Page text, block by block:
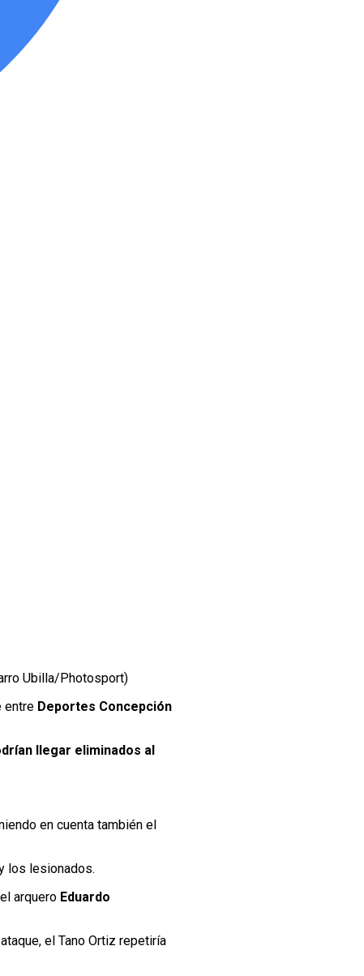
Ubilla/Photosport)
entre Deportes Concepción
llegar eliminados al
en cuenta también el
los lesionados.
arquero Eduardo
el Tano Ortiz repetiría